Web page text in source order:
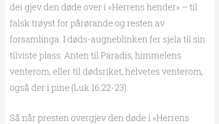
dei gjev den døde over i «Herrens hender» – til
falsk trøyst for pårørande og resten av
forsamlinga. I døds-augneblinken fer sjela til sin
tilviste plass: Anten til Paradis, himmelens
venterom, eller til dødsriket, helvetes venterom,
også der i pine (Luk 16:22-23).
Så når presten overgjev den døde i «Herrens